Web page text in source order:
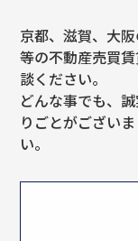
京都、滋賀、大
等の不動産売買
談ください。
どんな事でも、
りごとがござい
い。